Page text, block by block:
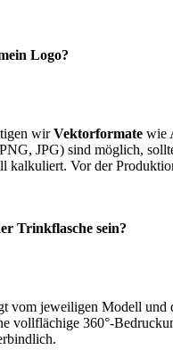
Logo?
wirVektorformate wie
JPG) sind möglich,
kalkuliert. Vor der
Trinkflasche sein?
vom jeweiligen Modell und
vollflächige 360°-